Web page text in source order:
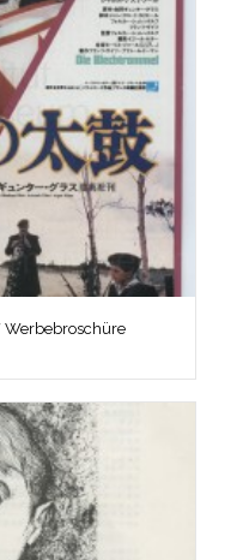
Werbebroschüre